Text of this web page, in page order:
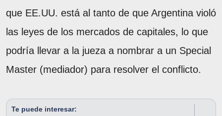
que EE.UU. está al tanto de que Argentina violó
las leyes de los mercados de capitales, lo que
podría llevar a la jueza a nombrar a un Special
Master (mediador) para resolver el conflicto.
Te puede interesar: